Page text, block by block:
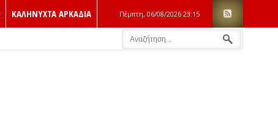
ΚΑΛΗΝΥΧΤΑ ΑΡΚΑΔΙΑ Πέμπτη, 06/08/2026 23:15